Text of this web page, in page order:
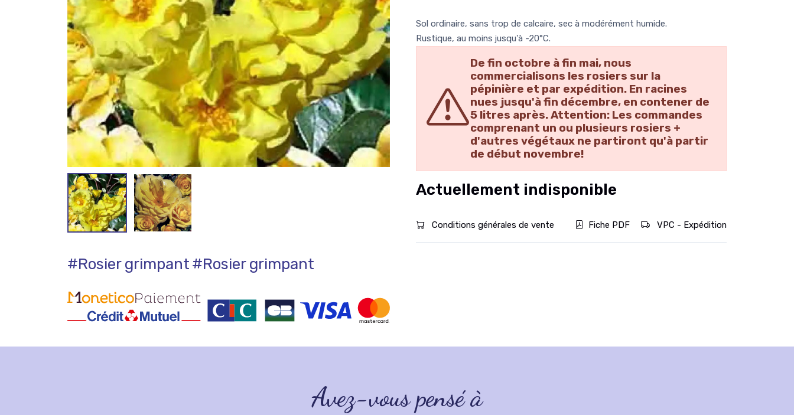
#Rosier grimpant#Rosier grimpant
Sol ordinaire, sans trop de calcaire, sec à modérément humide.
Rustique, au moins jusqu'à -20°C.
De fin octobre à fin mai, nous
commercialisons les rosiers sur la
pépinière et par expédition. En racines
nues jusqu'à fin décembre, en contener de
5 litres après. Attention: Les commandes
comprenant un ou plusieurs rosiers +
d'autres végétaux ne partiront qu'à partir
de début novembre!
Actuellement indisponible
Conditions générales de vente Fiche PDF VPC - Expédition
Avez-vous pensé à